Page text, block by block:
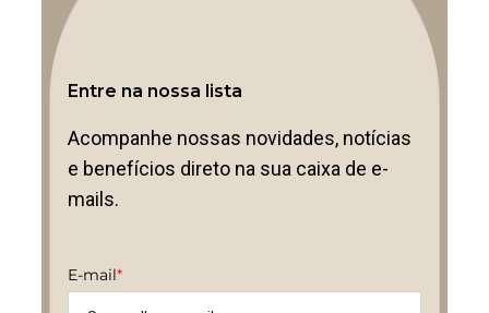
Entre na nossa lista
Acompanhe nossas novidades, notícias
e benefícios direto na sua caixa de e-
mails.
E-mail*